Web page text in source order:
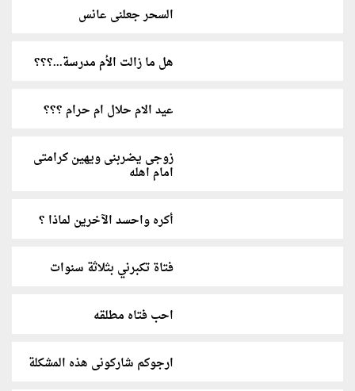
السحر جعلنى عانس
هل ما زالت الأم مدرسة...؟؟؟
عيد الام حلال ام حرام ؟؟؟
زوجى يضربنى ويهين كرامتى
امام اهله
أكره واحسد الآخرين لماذا ؟
فتاة تكبرني بثلاثة سنوات
احب فتاه مطلقه
ارجوكم شاركونى هذه المشكلة